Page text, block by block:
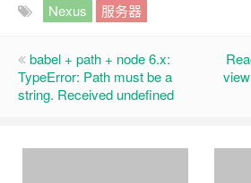
Nexus 服务器
babel + path + node 6.x:
TypeError: Path must be a
string. Received undefined